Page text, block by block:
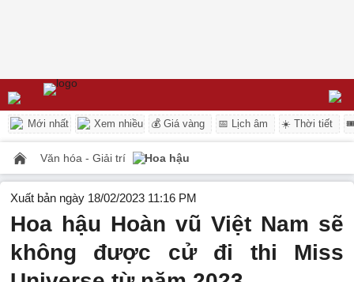
Mới nhất Xem nhiều 💰 Giá vàng 📅 Lịch âm ☀️ Thời tiết
Văn hóa - Giải trí Hoa hậu
Xuất bản ngày 18/02/2023 11:16 PM
Hoa hậu Hoàn vũ Việt Nam sẽ
không được cử đi thi Miss